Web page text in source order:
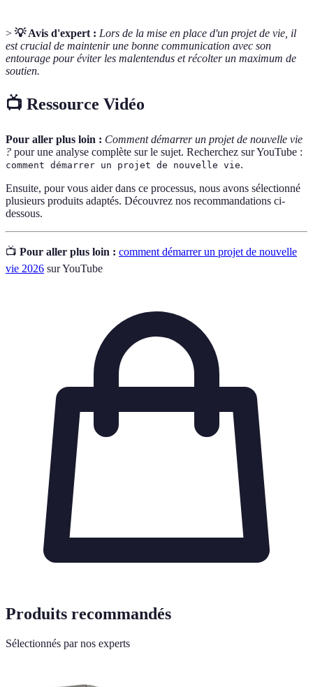
> 💡 Avis d'expert : Lors de la mise en place d'un projet de vie, il
est crucial de maintenir une bonne communication avec son
entourage pour éviter les malentendus et récolter un maximum de
soutien.
📺 Ressource Vidéo
Pour aller plus loin : Comment démarrer un projet de nouvelle vie
? pour une analyse complète sur le sujet. Recherchez sur YouTube :
comment démarrer un projet de nouvelle vie.
Ensuite, pour vous aider dans ce processus, nous avons sélectionné
plusieurs produits adaptés. Découvrez nos recommandations ci-
dessous.
📺 Pour aller plus loin : comment démarrer un projet de nouvelle
vie 2026 sur YouTube
Produits recommandés
Sélectionnés par nos experts